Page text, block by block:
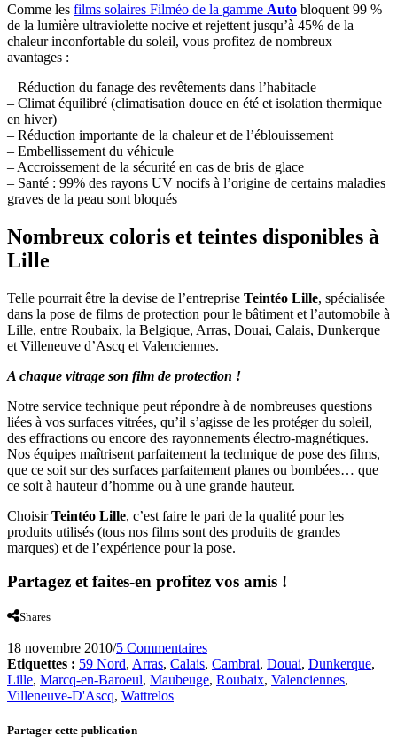
Comme les films solaires Filméo de la gamme Auto bloquent 99 %
de la lumière ultraviolette nocive et rejettent jusqu’à 45% de la
chaleur inconfortable du soleil, vous profitez de nombreux
avantages :
– Réduction du fanage des revêtements dans l’habitacle
– Climat équilibré (climatisation douce en été et isolation thermique
en hiver)
– Réduction importante de la chaleur et de l’éblouissement
– Embellissement du véhicule
– Accroissement de la sécurité en cas de bris de glace
– Santé : 99% des rayons UV nocifs à l’origine de certains maladies
graves de la peau sont bloqués
Nombreux coloris et teintes disponibles à
Lille
Telle pourrait être la devise de l’entreprise Teintéo Lille, spécialisée
dans la pose de films de protection pour le bâtiment et l’automobile à
Lille, entre Roubaix, la Belgique, Arras, Douai, Calais, Dunkerque
et Villeneuve d’Ascq et Valenciennes.
A chaque vitrage son film de protection !
Notre service technique peut répondre à de nombreuses questions
liées à vos surfaces vitrées, qu’il s’agisse de les protéger du soleil,
des effractions ou encore des rayonnements électro-magnétiques.
Nos équipes maîtrisent parfaitement la technique de pose des films,
que ce soit sur des surfaces parfaitement planes ou bombées… que
ce soit à hauteur d’homme ou à une grande hauteur.
ChoisirTeintéo Lille, c’est faire le pari de la qualité pour les
produits utilisés (tous nos films sont des produits de grandes
marques) et de l’expérience pour la pose.
Partagez et faites-en profitez vos amis !
Shares
18 novembre 2010/5 Commentaires
Etiquettes : 59 Nord, Arras, Calais, Cambrai, Douai, Dunkerque,
Lille, Marcq-en-Baroeul, Maubeuge, Roubaix, Valenciennes,
Villeneuve-D'Ascq, Wattrelos
Partager cette publication